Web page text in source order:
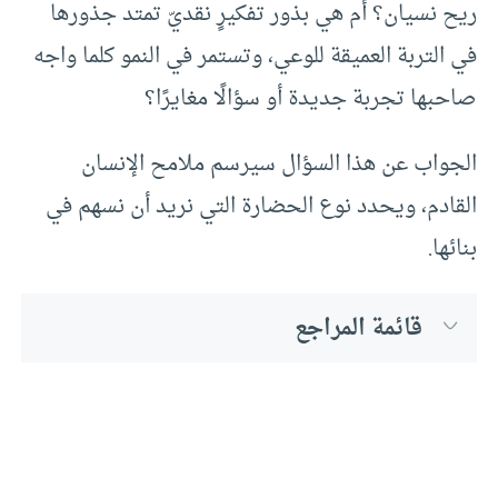
ريح نسيان؟ أم هي بذور تفكيرٍ نقديّ تمتد جذورها
في التربة العميقة للوعي، وتستمر في النمو كلما واجه
صاحبها تجربة جديدة أو سؤالًا مغايرًا؟
الجواب عن هذا السؤال سيرسم ملامح الإنسان
القادم، ويحدد نوع الحضارة التي نريد أن نسهم في
بنائها.
قائمة المراجع